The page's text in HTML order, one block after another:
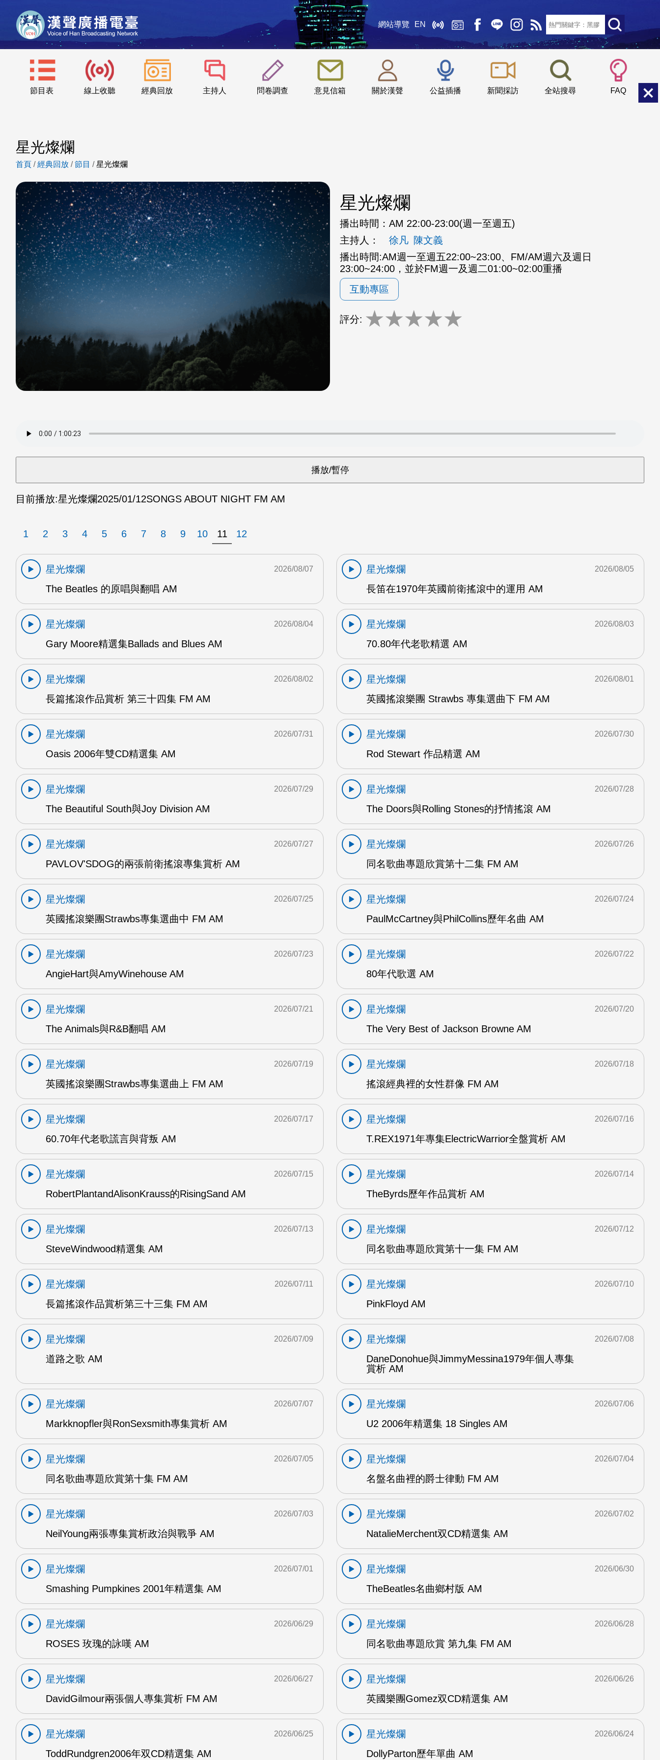
網站導覽 EN
節目表 線上收聽 經典回放 主持人 問卷調查 意見信箱 關於漢聲 公益插播 新聞採訪 全站搜尋 FAQ
::: 小 中
星光燦爛
首頁 /經典回放 /節目 /星光燦爛
星光燦爛
播出時間： AM 22:00-23:00(週一至週五)
主持人：
徐凡 陳文義
播出時間:AM週一至週五22:00~23:00、FM/AM週六及週日
23:00~24:00，並於FM週一及週二01:00~02:00重播
互動專區
評分: ★★★★★
目前播放:星光燦爛2025/01/12SONGS ABOUT NIGHT FM AM
1 2 3 4 5 6 7 8 9 10 11 12
星光燦爛
The Beatles 的原唱與翻唱 AM
2026/08/07
星光燦爛
長笛在1970年英國前衛搖滾中的運用 AM
2026/08/05
星光燦爛
Gary Moore精選集Ballads and Blues AM
2026/08/04
星光燦爛
70.80年代老歌精選 AM
2026/08/03
星光燦爛
長篇搖滾作品賞析 第三十四集 FM AM
2026/08/02
星光燦爛
英國搖滾樂團 Strawbs 專集選曲下 FM AM
2026/08/01
星光燦爛
Oasis 2006年雙CD精選集 AM
2026/07/31
星光燦爛
Rod Stewart 作品精選 AM
2026/07/30
星光燦爛
The Beautiful South與Joy Division AM
2026/07/29
星光燦爛
The Doors與Rolling Stones的抒情搖滾 AM
2026/07/28
星光燦爛
PAVLOV'SDOG的兩張前衛搖滾專集賞析 AM
2026/07/27
星光燦爛
同名歌曲專題欣賞第十二集 FM AM
2026/07/26
星光燦爛
英國搖滾樂團Strawbs專集選曲中 FM AM
2026/07/25
星光燦爛
PaulMcCartney與PhilCollins歷年名曲 AM
2026/07/24
星光燦爛
AngieHart與AmyWinehouse AM
2026/07/23
星光燦爛
80年代歌選 AM
2026/07/22
星光燦爛
The Animals與R&B翻唱 AM
2026/07/21
星光燦爛
The Very Best of Jackson Browne AM
2026/07/20
星光燦爛
英國搖滾樂團Strawbs專集選曲上 FM AM
2026/07/19
星光燦爛
搖滾經典裡的女性群像 FM AM
2026/07/18
星光燦爛
60.70年代老歌謊言與背叛 AM
2026/07/17
星光燦爛
T.REX1971年專集ElectricWarrior全盤賞析 AM
2026/07/16
星光燦爛
RobertPlantandAlisonKrauss的RisingSand AM
2026/07/15
星光燦爛
TheByrds歷年作品賞析 AM
2026/07/14
星光燦爛
SteveWindwood精選集 AM
2026/07/13
星光燦爛
同名歌曲專題欣賞第十一集 FM AM
2026/07/12
星光燦爛
長篇搖滾作品賞析第三十三集 FM AM
2026/07/11
星光燦爛
PinkFloyd AM
2026/07/10
星光燦爛
道路之歌 AM
2026/07/09
星光燦爛
DaneDonohue與JimmyMessina1979年個人專集
賞析 AM
2026/07/08
星光燦爛
Markknopfler與RonSexsmith專集賞析 AM
2026/07/07
星光燦爛
U2 2006年精選集 18 Singles AM
2026/07/06
星光燦爛
同名歌曲專題欣賞第十集 FM AM
2026/07/05
星光燦爛
名盤名曲裡的爵士律動 FM AM
2026/07/04
星光燦爛
NeilYoung兩張專集賞析政治與戰爭 AM
2026/07/03
星光燦爛
NatalieMerchent双CD精選集 AM
2026/07/02
星光燦爛
Smashing Pumpkines 2001年精選集 AM
2026/07/01
星光燦爛
TheBeatles名曲鄉村版 AM
2026/06/30
星光燦爛
ROSES 玫瑰的詠嘆 AM
2026/06/29
星光燦爛
同名歌曲專題欣賞 第九集 FM AM
2026/06/28
星光燦爛
DavidGilmour兩張個人專集賞析 FM AM
2026/06/27
星光燦爛
英國樂團Gomez双CD精選集 AM
2026/06/26
星光燦爛
ToddRundgren2006年双CD精選集 AM
2026/06/25
星光燦爛
DollyParton歷年單曲 AM
2026/06/24